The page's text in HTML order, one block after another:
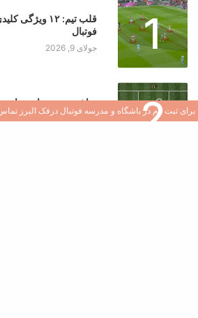
1
قلب تیم: ۱۲
فوتبال
جولای 9, 2026
2
بازیکنان جوان یک
برای ثبت نام در باشگاه و مدرسه فوتبال درفک البرز تماس